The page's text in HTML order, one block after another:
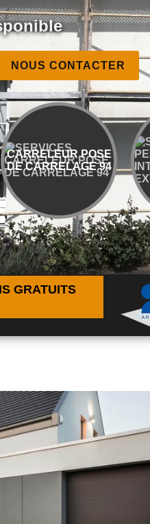
NOUS CONTACTER
POSE
94
PEINTURE
INTÉRIEUR
EXTÉRIEUR
GRATUITS